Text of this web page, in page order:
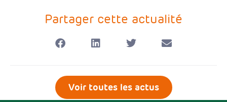
Partager cette actualité
Voir toutes les actus